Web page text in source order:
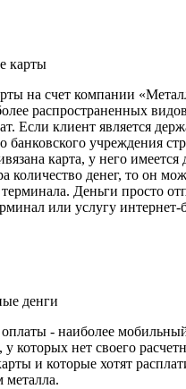
карты
на счет компании
распространенных
Если клиент является
банковского учреждения
карта, у него имеется
количество денег, то он
Деньги просто
или услугу интернет-
денги
- наиболее
которых нет своего
и которые хотят
металла.